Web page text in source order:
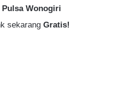
Wonogiri
sekarang Gratis!